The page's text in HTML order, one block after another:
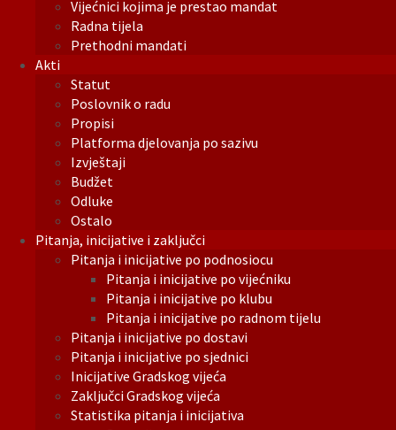
Vijećnici kojima je prestao mandat
Radna tijela
Prethodni mandati
Akti
Statut
Poslovnik o radu
Propisi
Platforma djelovanja po sazivu
Izvještaji
Budžet
Odluke
Ostalo
Pitanja, inicijative i zaključci
Pitanja i inicijative po podnosiocu
Pitanja i inicijative po vijećniku
Pitanja i inicijative po klubu
Pitanja i inicijative po radnom tijelu
Pitanja i inicijative po dostavi
Pitanja i inicijative po sjednici
Inicijative Gradskog vijeća
Zaključci Gradskog vijeća
Statistika pitanja i inicijativa